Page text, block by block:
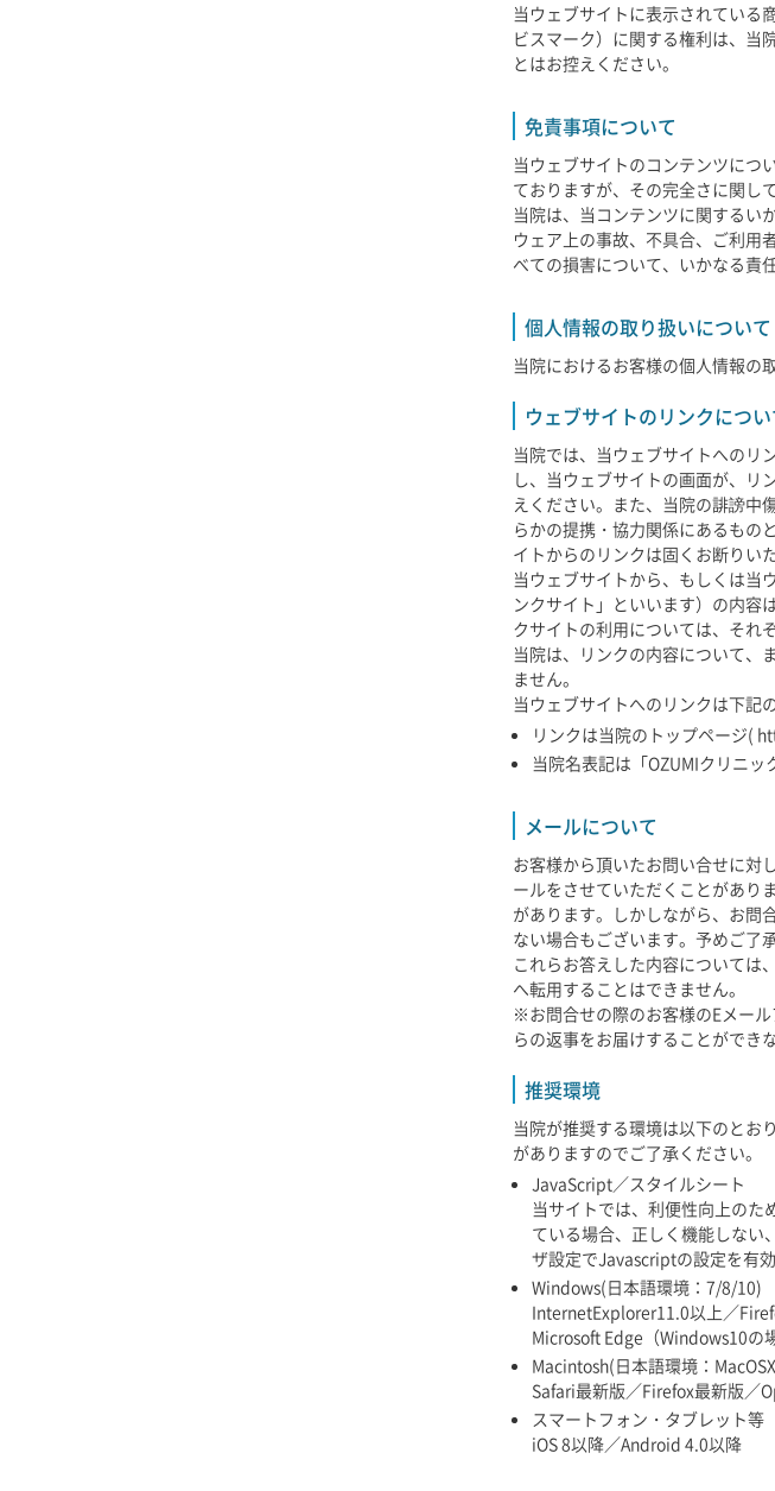
当ウェブサイトに表示されている
ビスマーク）に関する権利は、当
とはお控えください。
免責事項について
当ウェブサイトのコンテンツにつ
ておりますが、その完全さに関し
当院は、当コンテンツに関するい
ウェア上の事故、不具合、ご利用
べての損害について、いかなる責
個人情報の取り扱いについて
当院におけるお客様の個人情報の
ウェブサイトのリンクについ
当院では、当ウェブサイトへのリ
し、当ウェブサイトの画面が、リ
えください。また、当院の誹謗中
らかの提携・協力関係にあるもの
イトからのリンクは固くお断りい
当ウェブサイトから、もしくは当
ンクサイト」といいます）の内容
クサイトの利用については、それ
当院は、リンクの内容について、
ません。
当ウェブサイトへのリンクは下記
リンクは当院のトップページ(
当院名表記は「OZUMIクリニッ
メールについて
お客様から頂いたお問い合せに対
ールをさせていただくことがあり
があります。しかしながら、お問
ない場合もございます。予めご了
これらお答えした内容については
へ転用することはできません。
※お問合せの際のお客様のEメー
らの返事をお届けすることができ
推奨環境
当院が推奨する環境は以下のとお
がありますのでご了承ください。
JavaScript／スタイルシート
当サイトでは、利便性向上の
ている場合、正しく機能しない
ザ設定でJavascriptの設定を有
Windows(日本語環境：7/8/10)
InternetExplorer11.0以上／
Microsoft Edge（Windows10の
Macintosh(日本語環境：
Safari最新版／Firefox最新版／
スマートフォン・タブレット等
iOS 8以降／Android 4.0以降